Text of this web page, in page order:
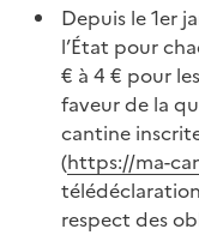
Depuis le 1er
l’État pour
€ à 4 € pour
faveur de la
cantine
(https://ma-
respect des